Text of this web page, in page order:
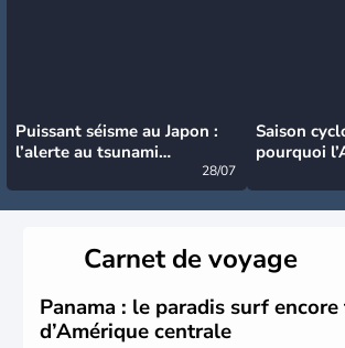
Puissant séisme au Japon :
l’alerte au tsunami
28/07
Saison
pourquoi
Carnet de voyage
Panama : le paradis surf
d’Amérique centrale